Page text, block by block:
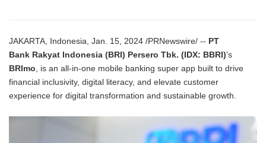
JAKARTA, Indonesia, Jan. 15, 2024 /PRNewswire/ -- PT
Bank Rakyat Indonesia (BRI) Persero Tbk. (IDX: BBRI)'s
BRImo, is an all-in-one mobile banking super app built to drive
financial inclusivity, digital literacy, and elevate customer
experience for digital transformation and sustainable growth.